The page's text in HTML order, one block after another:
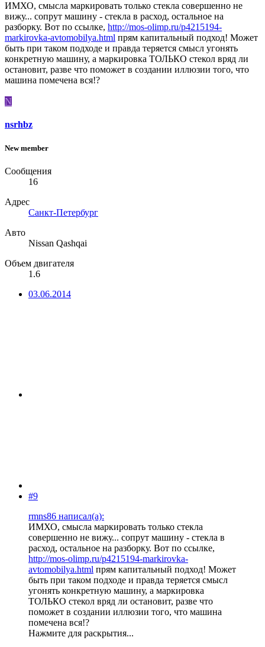
ИМХО, смысла маркировать только стекла совершенно не
вижу... сопрут машину - стекла в расход, остальное на
разборку. Вот по ссылке, http://mos-olimp.ru/p4215194-
markirovka-avtomobilya.html прям капитальный подход! Может
быть при таком подходе и правда теряется смысл угонять
конкретную машину, а маркировка ТОЛЬКО стекол вряд ли
остановит, разве что поможет в создании иллюзии того, что
машина помечена вся!?
N
nsrhbz
New member
Сообщения
16
Адрес
Санкт-Петербург
Авто
Nissan Qashqai
Объем двигателя
1.6
03.06.2014
#9
rmns86 написал(а):
ИМХО, смысла маркировать только стекла
совершенно не вижу... сопрут машину - стекла в
расход, остальное на разборку. Вот по ссылке,
http://mos-olimp.ru/p4215194-markirovka-
avtomobilya.html прям капитальный подход! Может
быть при таком подходе и правда теряется смысл
угонять конкретную машину, а маркировка
ТОЛЬКО стекол вряд ли остановит, разве что
поможет в создании иллюзии того, что машина
помечена вся!?
Нажмите для раскрытия...